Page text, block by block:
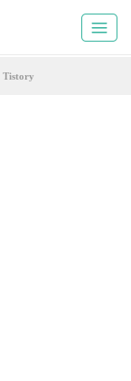
Tistory